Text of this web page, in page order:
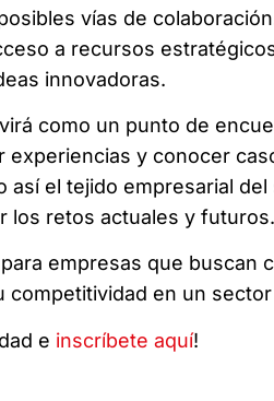
vías de
a recursos
innovadoras.
como un punto de
experiencias y conocer
así el tejido empresarial
los retos actuales y futuros.
empresas que buscan
competitividad en un
e inscríbete aquí!